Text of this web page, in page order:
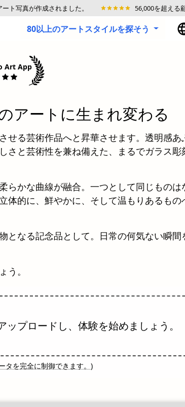
ト写真が作成されました。 56,000を超える
80以上のアートスタイルを探そう
Art App
アートに生まれ変わる
る芸術作品へと昇華させます。透明感あ
さと芸術性を兼ね備えた、まるでガラス彫
らかな曲線が融合。一つとして同じものは
的に、鮮やかに、そして温もりあるもの
となる記念品として。日常の何気ない瞬間
。
プロードし、体験を始めましょう。
を完全に制御できます。 )